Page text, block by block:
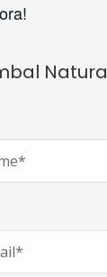
Natura